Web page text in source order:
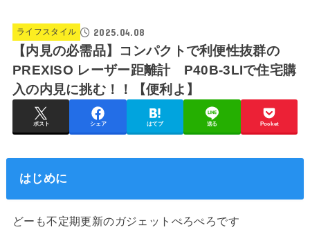
ライフスタイル 2025.04.08
【内見の必需品】コンパクトで利便性抜群の
PREXISO レーザー距離計 P40B-3LIで住宅購
入の内見に挑む！！【便利よ】
ポスト シェア はてブ 送る Pocket
はじめに
どーも不定期更新のガジェットぺろぺろです